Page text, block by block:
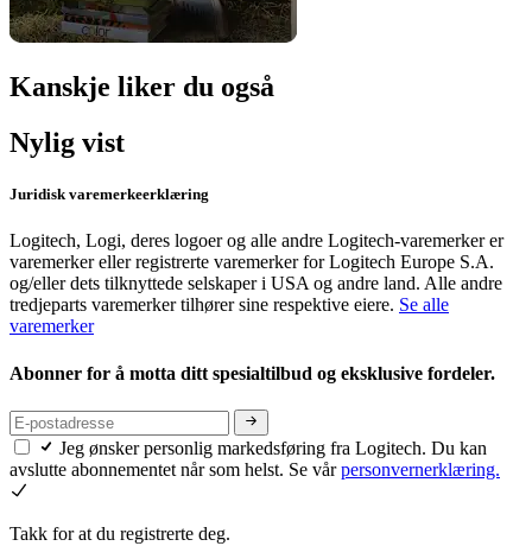
Kanskje liker du også
Nylig vist
Juridisk varemerkeerklæring
Logitech, Logi, deres logoer og alle andre Logitech-varemerker er
varemerker eller registrerte varemerker for Logitech Europe S.A.
og/eller dets tilknyttede selskaper i USA og andre land. Alle andre
tredjeparts varemerker tilhører sine respektive eiere. Se alle
varemerker
Abonner for å motta ditt spesialtilbud og eksklusive fordeler.
Jeg ønsker personlig markedsføring fra Logitech. Du kan
avslutte abonnementet når som helst. Se vårpersonvernerklæring.
Takk for at du registrerte deg.